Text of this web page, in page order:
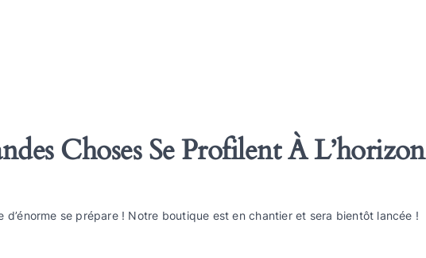
Choses Se Profilent À L’horizon
d’énorme se prépare ! Notre boutique est en chantier et sera bientôt lancée !